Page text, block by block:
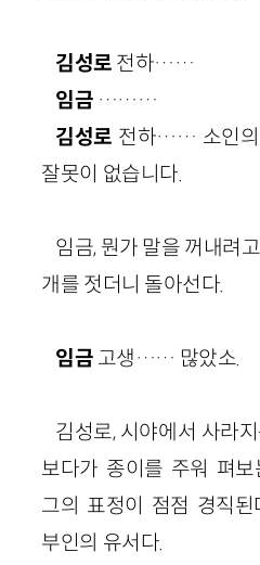
김성로 전하……
임금 ………
김성로 전하…… 소인
잘못이 없습니다.
임금, 뭔가 말을 꺼내려
개를 젓더니 돌아선다.
임금 고생…… 많았소.
김성로, 시야에서 사라
보다가 종이를 주워 펴
그의 표정이 점점 경직
부인의 유서다.